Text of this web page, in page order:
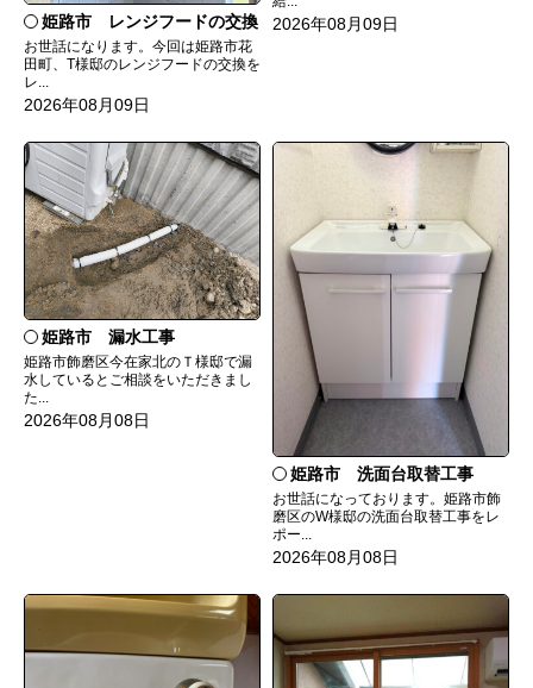
姫路市 レンジフードの交換
お世話になります。今回は姫路市花
田町、T様邸のレンジフードの交換を
レ...
2026年08月09日
2026年08月09日
姫路市 漏水工事
姫路市飾磨区今在家北のＴ様邸で漏
水しているとご相談をいただきまし
た...
2026年08月08日
姫路市 洗面台取替工事
お世話になっております。姫路市飾
磨区のW様邸の洗面台取替工事をレ
ポー...
2026年08月08日